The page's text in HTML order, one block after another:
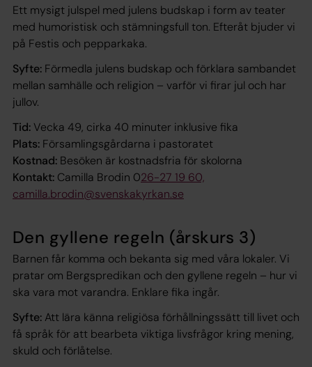
Ett mysigt julspel med julens budskap i form av teater
med humoristisk och stämningsfull ton. Efteråt bjuder vi
på Festis och pepparkaka.
Syfte: Förmedla julens budskap och förklara sambandet
mellan samhälle och religion – varför vi firar jul och har
jullov.
Tid: Vecka 49, cirka 40 minuter inklusive fika
Plats: Församlingsgårdarna i pastoratet
Kostnad: Besöken är kostnadsfria för skolorna
Kontakt: Camilla Brodin 026-27 19 60,
camilla.brodin@svenskakyrkan.se
Den gyllene regeln (årskurs 3)
Barnen får komma och bekanta sig med våra lokaler. Vi
pratar om Bergspredikan och den gyllene regeln – hur vi
ska vara mot varandra. Enklare fika ingår.
Syfte: Att lära känna religiösa förhållningssätt till livet och
få språk för att bearbeta viktiga livsfrågor kring mening,
skuld och förlåtelse.